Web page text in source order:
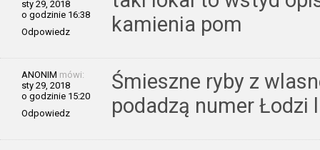
sty 29, 2018
o godzinie 16:38
Odpowiedz
kamienia pom
ANONIM mówi:
sty 29, 2018
o godzinie 15:20
Odpowiedz
Śmieszne ryby z
podadzą numer Łodzi